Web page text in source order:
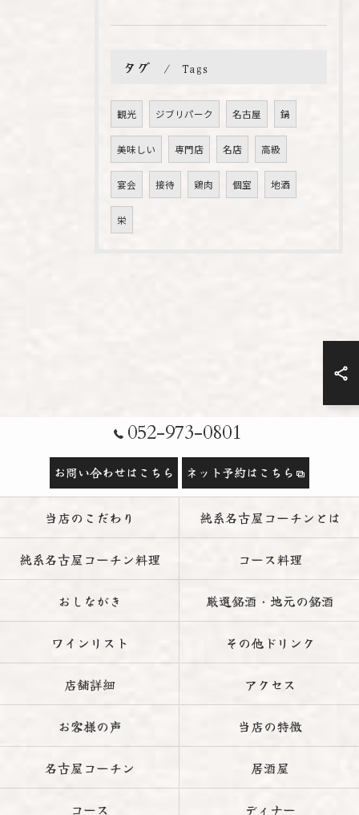
タグ Tags
観光 ジブリパーク 名古屋 鍋
美味しい 専門店 名店 高級
宴会 接待 鶏肉 個室 地酒
栄
052-973-0801
お問い合わせはこちら ネット予約はこちら
当店のこだわり 純系名古屋コーチンとは
純系名古屋コーチン料理 コース料理
おしながき 厳選銘酒・地元の銘酒
ワインリスト その他ドリンク
店舗詳細 アクセス
お客様の声 当店の特徴
名古屋コーチン 居酒屋
コース ディナー